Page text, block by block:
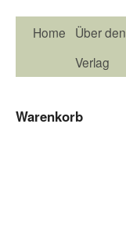
Home
Über den
Verlag
Warenkorb